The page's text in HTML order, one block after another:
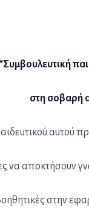
“Συμβουλευτική
στη σοβαρή
αυτού
να αποκτήσουν
στην